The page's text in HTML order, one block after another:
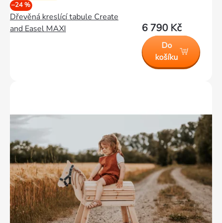
–24 %
Dřevěná kreslící tabule Create
and Easel MAXI
6 790 Kč
Do
košíku